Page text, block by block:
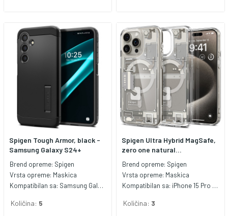
Spigen Tough Armor, black -
Samsung Galaxy S24+
Brend opreme: Spigen
Vrsta opreme: Maskica
Kompatibilan sa: Samsung Galaxy S24+
Količina: 5
Spigen Ultra Hybrid MagSafe,
zero one natural...
Brend opreme: Spigen
Vrsta opreme: Maskica
Kompatibilan sa: iPhone 15 Pro Max
Količina: 3